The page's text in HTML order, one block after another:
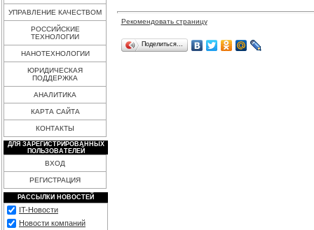
УПРАВЛЕНИЕ КАЧЕСТВОМ
РОССИЙСКИЕ
ТЕХНОЛОГИИ
НАНОТЕХНОЛОГИИ
ЮРИДИЧЕСКАЯ
ПОДДЕРЖКА
АНАЛИТИКА
КАРТА САЙТА
КОНТАКТЫ
ДЛЯ ЗАРЕГИСТРИРОВАННЫХ
ПОЛЬЗОВАТЕЛЕЙ
ВХОД
РЕГИСТРАЦИЯ
РАССЫЛКИ НОВОСТЕЙ
IT-Новости
Новости компаний
Рекомендовать страницу
Поделиться…